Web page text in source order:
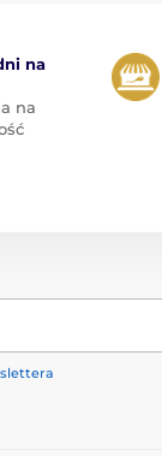
na
na